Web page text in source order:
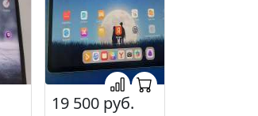
19 500 руб.